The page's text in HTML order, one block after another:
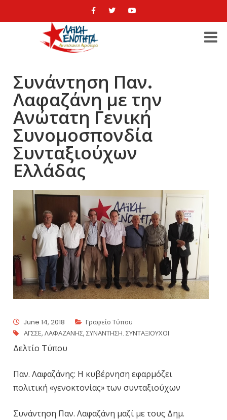
Συνάντηση Παν.
Λαφαζάνη με την
Ανώτατη Γενική
Συνομοσπονδία
Συνταξιούχων
Ελλάδας
June 14, 2018
Γραφείο Τύπου
ΑΓΣΣΕ,ΛΑΦΑΖΑΝΗΣ,ΣΥΝΑΝΤΗΣΗ. ΣΥΝΤΑΞΙΟΥΧΟΙ
Δελτίο Τύπου
Παν. Λαφαζάνης: Η κυβέρνηση εφαρμόζει
πολιτική «γενοκτονίας» των συνταξιούχων
Συνάντηση Παν. Λαφαζάνη μαζί με τους Δημ.